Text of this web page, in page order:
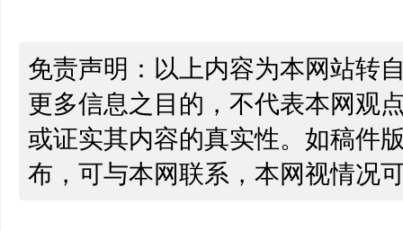
免责声明：以上内容为本网站转
更多信息之目的，不代表本网观
或证实其内容的真实性。如稿件
布，可与本网联系，本网视情况